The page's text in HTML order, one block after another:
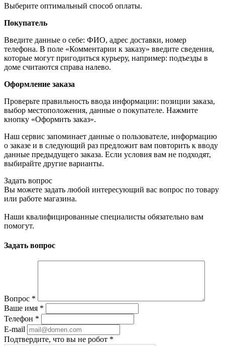
Выберите оптимальный способ оплаты.
Покупатель
Введите данные о себе: ФИО, адрес доставки, номер
телефона. В поле «Комментарии к заказу» введите сведения,
которые могут пригодиться курьеру, например: подъезды в
доме считаются справа налево.
Оформление заказа
Проверьте правильность ввода информации: позиции заказа,
выбор местоположения, данные о покупателе. Нажмите
кнопку «Оформить заказ».
Наш сервис запоминает данные о пользователе, информацию
о заказе и в следующий раз предложит вам повторить к вводу
данные предыдущего заказа. Если условия вам не подходят,
выбирайте другие варианты.
Задать вопрос
Вы можете задать любой интересующий вас вопрос по товару
или работе магазина.
Наши квалифицированные специалисты обязательно вам
помогут.
Задать вопрос
Вопрос *
Ваше имя *
Телефон *
E-mail
Подтвердите, что вы не робот *